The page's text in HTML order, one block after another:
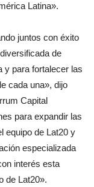
Latina».
juntos con éxito
de
y para fortalecer las
cada una», dijo
Capital
para expandir las
equipo de Lat20 y
especializada
interés esta
de Lat20».